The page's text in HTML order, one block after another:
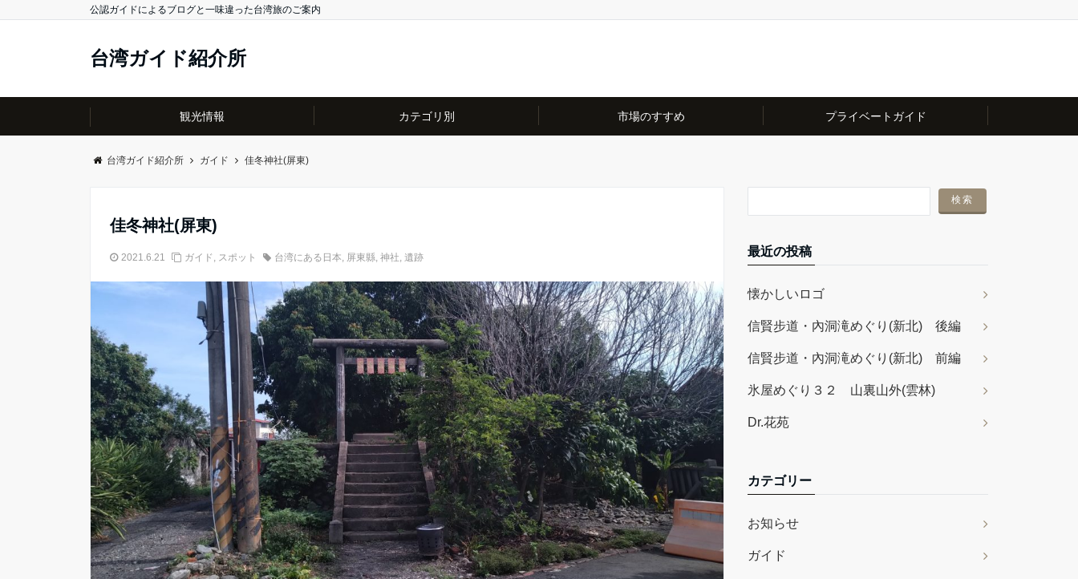
公認ガイドによるブログと一味違った台湾旅のご案内
台湾ガイド紹介所
観光情報 カテゴリ別 市場のすすめ プライベートガイド
台湾ガイド紹介所 ガイド 佳冬神社(屏東)
佳冬神社(屏東)
2021.6.21 ガイド , スポット 台湾にある日本, 屏東縣, 神社, 遺跡 最近の投稿
懐かしいロゴ
信賢步道・內洞滝めぐり(新北) 後編
信賢步道・內洞滝めぐり(新北) 前編
氷屋めぐり３２ 山裏山外(雲林)
Dr.花苑
カテゴリー
お知らせ
ガイド